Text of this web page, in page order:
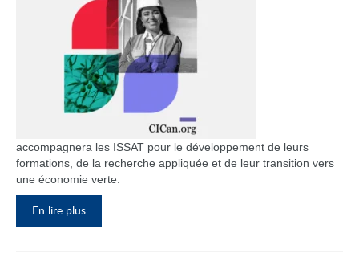
accompagnera les ISSAT pour le développement de leurs
formations, de la recherche appliquée et de leur transition vers
une économie verte.
En lire plus